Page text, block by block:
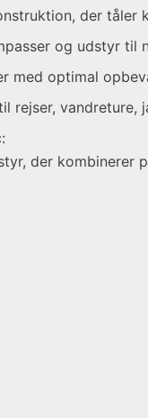
der tåler
og udstyr til
med optimal
rejser, vandreture,
der